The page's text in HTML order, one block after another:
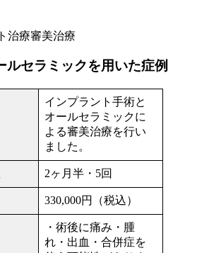
治療審美治療
ルセラミックを用いた症例
インプラント手術と
オールセラミックに
よる審美治療を行い
ました。
2ヶ月半・5回
330,000円（税込）
・術後に痛み・腫
れ・出血・合併症を